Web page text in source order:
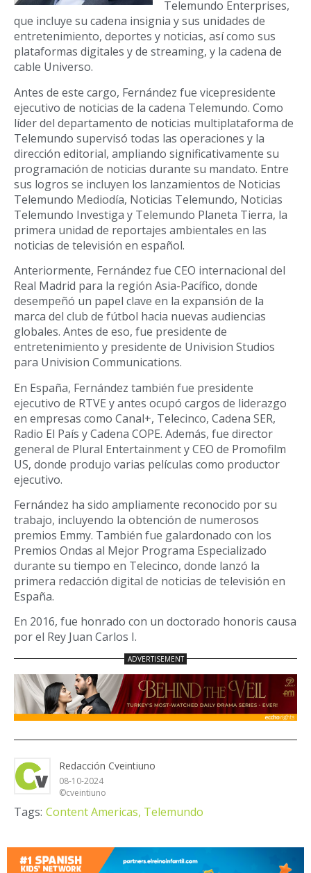
Telemundo Enterprises,
que incluye su cadena insignia y sus unidades de
entretenimiento, deportes y noticias, así como sus
plataformas digitales y de streaming, y la cadena de
cable Universo.
Antes de este cargo, Fernández fue vicepresidente
ejecutivo de noticias de la cadena Telemundo. Como
líder del departamento de noticias multiplataforma de
Telemundo supervisó todas las operaciones y la
dirección editorial, ampliando significativamente su
programación de noticias durante su mandato. Entre
sus logros se incluyen los lanzamientos de Noticias
Telemundo Mediodía, Noticias Telemundo, Noticias
Telemundo Investiga y Telemundo Planeta Tierra, la
primera unidad de reportajes ambientales en las
noticias de televisión en español.
Anteriormente, Fernández fue CEO internacional del
Real Madrid para la región Asia-Pacífico, donde
desempeñó un papel clave en la expansión de la
marca del club de fútbol hacia nuevas audiencias
globales. Antes de eso, fue presidente de
entretenimiento y presidente de Univision Studios
para Univision Communications.
En España, Fernández también fue presidente
ejecutivo de RTVE y antes ocupó cargos de liderazgo
en empresas como Canal+, Telecinco, Cadena SER,
Radio El País y Cadena COPE. Además, fue director
general de Plural Entertainment y CEO de Promofilm
US, donde produjo varias películas como productor
ejecutivo.
Fernández ha sido ampliamente reconocido por su
trabajo, incluyendo la obtención de numerosos
premios Emmy. También fue galardonado con los
Premios Ondas al Mejor Programa Especializado
durante su tiempo en Telecinco, donde lanzó la
primera redacción digital de noticias de televisión en
España.
En 2016, fue honrado con un doctorado honoris causa
por el Rey Juan Carlos I.
Redacción Cveintiuno
08-10-2024
©cveintiuno
Tags: Content Americas, Telemundo